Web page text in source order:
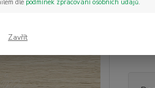
dle podmínek zpracování osobních údajů.
Zavřít